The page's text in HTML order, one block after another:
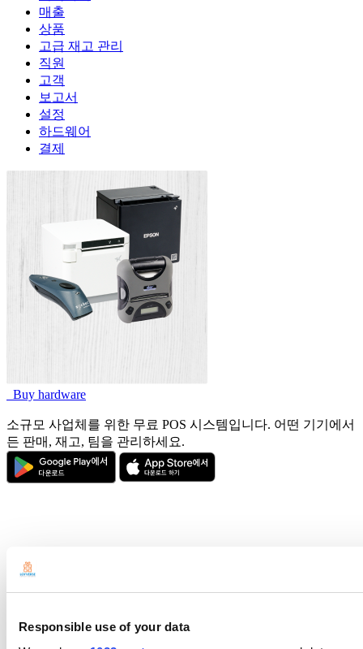
Responsible use of your data
매출
상품
고급 재고 관리
직원
고객
보고서
설정
하드웨어
결제
Buy hardware
소규모 사업체를 위한 무료 POS 시스템입니다. 어떤 기기에서
든 판매, 재고, 팀을 관리하세요.